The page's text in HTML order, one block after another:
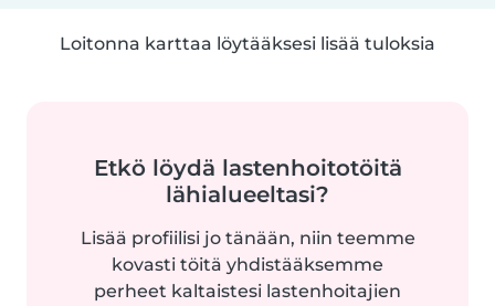
Loitonna karttaa löytääksesi lisää tuloksia
Etkö löydä lastenhoitotöitä
lähialueeltasi?
Lisää profiilisi jo tänään, niin teemme
kovasti töitä yhdistääksemme
perheet kaltaistesi lastenhoitajien